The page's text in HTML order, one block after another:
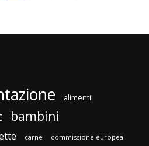
alimenti
bambini
carne commissione europea